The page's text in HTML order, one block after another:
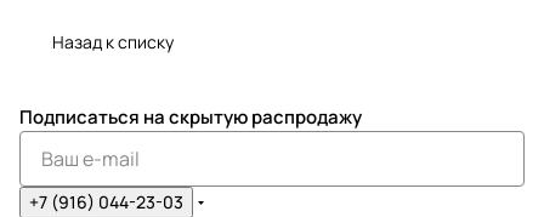
Назад к списку
Подписаться на скрытую распродажу
+7 (916) 044-23-03